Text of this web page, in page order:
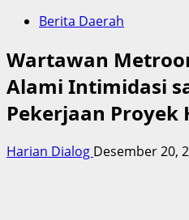
Berita Daerah
Wartawan
Alami Intimidasi
Pekerjaan Proyek
Harian Dialog Desember 20,